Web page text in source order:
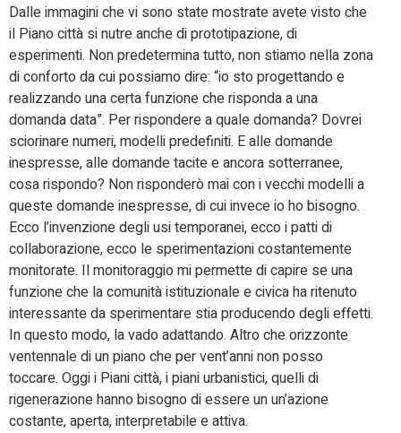
Dalle immagini che vi sono state mostrate avete visto che
il Piano città si nutre anche di prototipazione, di
esperimenti. Non predetermina tutto, non stiamo nella zona
di conforto da cui possiamo dire: “io sto progettando e
realizzando una certa funzione che risponda a una
domanda data”. Per rispondere a quale domanda? Dovrei
sciorinare numeri, modelli predefiniti. E alle domande
inespresse, alle domande tacite e ancora sotterranee,
cosa rispondo? Non risponderò mai con i vecchi modelli a
queste domande inespresse, di cui invece io ho bisogno.
Ecco l’invenzione degli usi temporanei, ecco i patti di
collaborazione, ecco le sperimentazioni costantemente
monitorate. Il monitoraggio mi permette di capire se una
funzione che la comunità istituzionale e civica ha ritenuto
interessante da sperimentare stia producendo degli effetti.
In questo modo, la vado adattando. Altro che orizzonte
ventennale di un piano che per vent’anni non posso
toccare. Oggi i Piani città, i piani urbanistici, quelli di
rigenerazione hanno bisogno di essere un un’azione
costante, aperta, interpretabile e attiva.